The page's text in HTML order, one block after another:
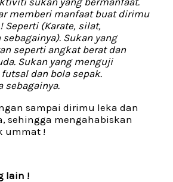
memberi manfaat buat dirimu
Seperti (Karate, silat,
Sukan yang
seperti angkat berat dan
Sukan yang menguji
dan bola sepak.
sebagainya.
sampai dirimu leka dan
sehingga mengahabiskan
ummat !
lain !